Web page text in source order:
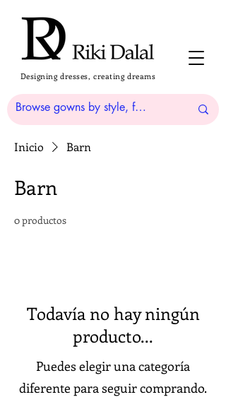
Designing dresses, creating dreams
Inicio Barn
Barn
0 productos
Todavía no hay ningún
producto...
Puedes elegir una categoría
diferente para seguir comprando.